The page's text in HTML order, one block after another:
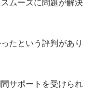
ムーズに問題が解決
たという評判があり
サポートを受けられ